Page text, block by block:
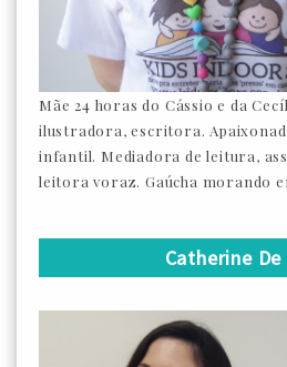
Mãe 24 horas do Cássio e da
ilustradora, escritora.
infantil. Mediadora de leitura,
leitora voraz. Gaúcha morando
Catherine De